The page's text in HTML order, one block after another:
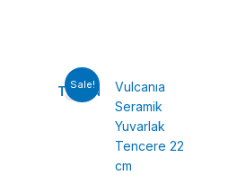
Sale!
TÜKENMIŞVulcanıa
Seramik
Yuvarlak
Tencere 22
cm